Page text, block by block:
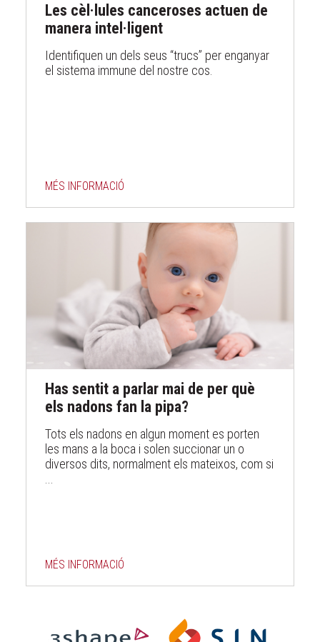
Les cèl·lules canceroses actuen de
manera intel·ligent
Identifiquen un dels seus “trucs” per enganyar
el sistema immune del nostre cos.
MÉS INFORMACIÓ
Has sentit a parlar mai de per què
els nadons fan la pipa?
Tots els nadons en algun moment es porten
les mans a la boca i solen succionar un o
diversos dits, normalment els mateixos, com si
MÉS INFORMACIÓ